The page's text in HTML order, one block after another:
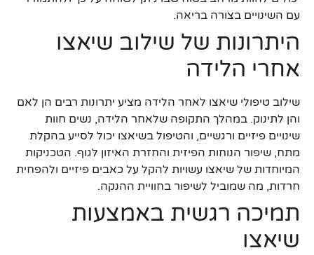
עם השינויים בצורה בריאה.
היתרונות של שילוב שיאצו
אחרי הלידה
שילוב טיפולי שיאצו לאחר הלידה מציע יתרונות רבים הן לאם
והן לתינוק. במהלך התקופה שלאחר הלידה, נשים חוות
שינויים פיזיים ורגשיים, והטיפול בשיאצו יכול לסייע בהקלת
מתח, שיפור הנוחות הפיזית והחזרת האיזון לגוף. הטכניקות
המיוחדות של שיאצו עשויות להקל על כאבים פיזיים ולהפחית
חרדות, מה שמוביל לשיפור בחוויית ההנקה.
תמיכה רגשית באמצעות
שיאצו